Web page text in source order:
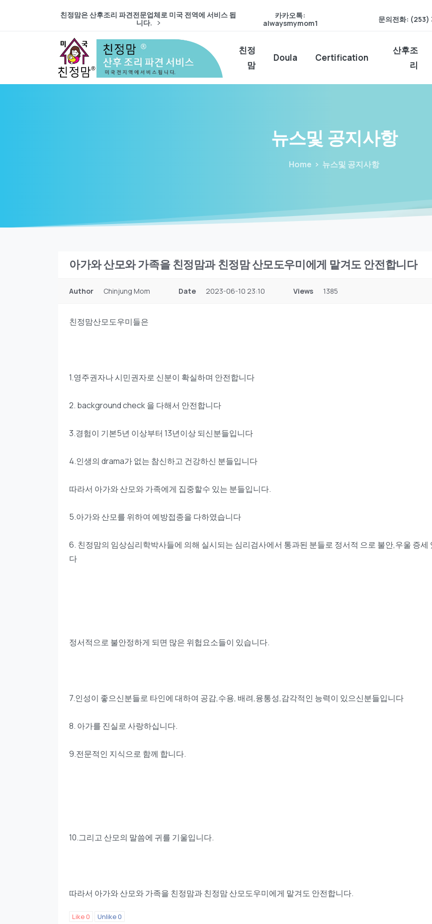
친정맘은 산후조리 파견전문업체로 미국 전역에 서비스 됩
니다.
카카오톡:
alwaysmymom1
문의전화: (253)
친정
맘
Doula Certification
산후조
리
뉴스및공지사항
Home 뉴스및 공지사항
아가와 산모와 가족을 친정맘과 친정맘 산모도우미에게 맡겨도 안전합니다
Author Chinjung Mom Date 2023-06-10 23:10 Views 1385
친정맘산모도우미들은
1.영주권자나 시민권자로 신분이 확실하며 안전합니다
2. background check 을 다해서 안전합니다
3.경험이 기본5년 이상부터 13년이상 되신분들입니다
4.인생의 drama가 없는 참신하고 건강하신 분들입니다
따라서 아가와 산모와 가족에게 집중할수 있는 분들입니다.
5.아가와 산모를 위하여 예방접종을 다하였습니다
6. 친정맘의 임상심리학박사들에 의해 실시되는 심리검사에서 통과된 분들로 정서적 으로 불안,우울 증
다
정서적으로 불안정하게 되면 많은 위헙요소들이 있습니다.
7.인성이 좋으신분들로 타인에 대하여 공감,수용, 배려,융통성,감각적인 능력이 있으신분들입니다
8. 아가를 진실로 사랑하십니다.
9.전문적인 지식으로 함께 합니다.
10.그리고 산모의 말씀에 귀를 기울입니다.
따라서 아가와 산모와 가족을 친정맘과 친정맘 산모도우미에게 맡겨도 안전합니다.
Like 0 Unlike 0